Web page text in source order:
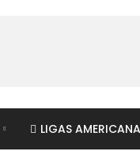
LIGAS